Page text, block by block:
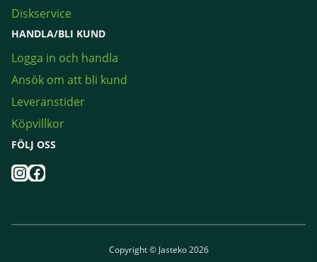
Diskservice
HANDLA/BLI KUND
Logga in och handla
Ansök om att bli kund
Leveranstider
Köpvillkor
FÖLJ OSS
Instagram
Facebook
Copyright © Jasteko 2026